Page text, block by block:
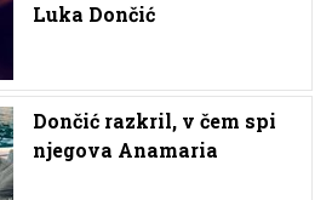
Luka Dončić
Dončić razkril, v čem spi
njegova Anamaria